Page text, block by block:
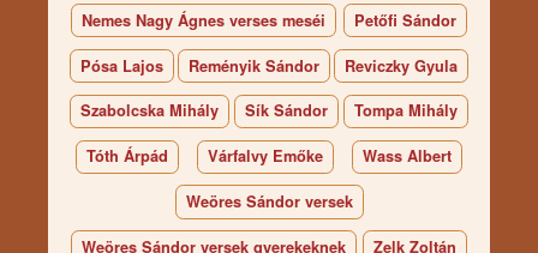
Nemes Nagy Ágnes verses meséi Petőfi Sándor
Pósa Lajos Reményik Sándor Reviczky Gyula
Szabolcska Mihály Sík Sándor Tompa Mihály
Tóth Árpád Várfalvy Emőke Wass Albert
Weöres Sándor versek
Weöres Sándor versek gyerekeknek Zelk Zoltán